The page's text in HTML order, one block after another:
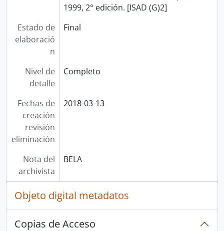
1999, 2° edición. [ISAD (G)2]
Estado de
elaboració
n
Final
Nivel de
detalle
Completo
Fechas de
creación
revisión
eliminación
2018-03-13
Nota del
archivista
BELA
Objeto digital metadatos
Copias de Acceso